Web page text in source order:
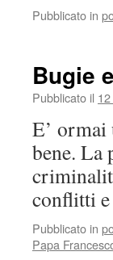
Pubblicato in
Bugie
Pubblicato il
E’
bene. La
conflitti e
Pubblicato in
Papa